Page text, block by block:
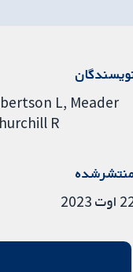
L Meader
R
2023